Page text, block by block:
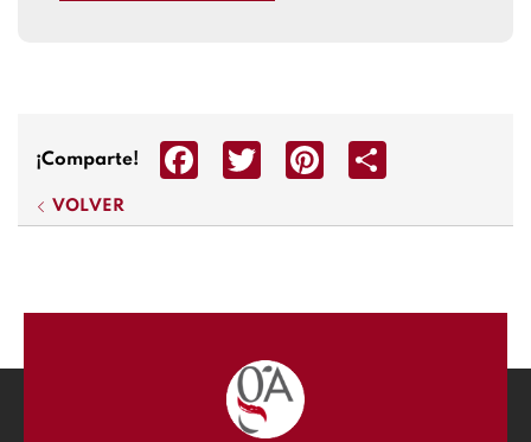
¡Comparte! FacebookTwitter Pinterest
VOLVER